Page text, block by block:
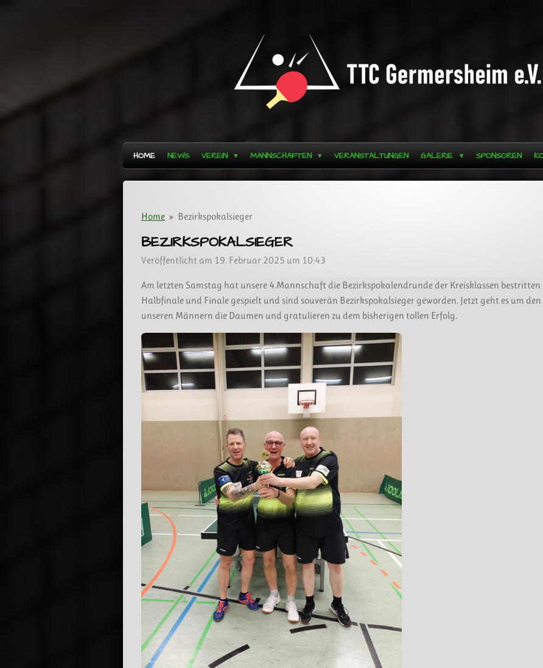
HOME NEWS VEREIN MANNSCHAFTEN VERANSTALTUNGEN GALERIE SPONSOREN
Home » Bezirkspokalsieger
BEZIRKSPOKALSIEGER
Veröffentlicht am 19. Februar 2025 um 10:43
Am letzten Samstag hat unsere 4.Mannschaft die Bezirkspokalendrunde der Kreisklassen
Halbfinale und Finale gespielt und sind souverän Bezirkspokalsieger geworden. Jetzt geht es um
unseren Männern die Daumen und gratulieren zu dem bisherigen tollen Erfolg.